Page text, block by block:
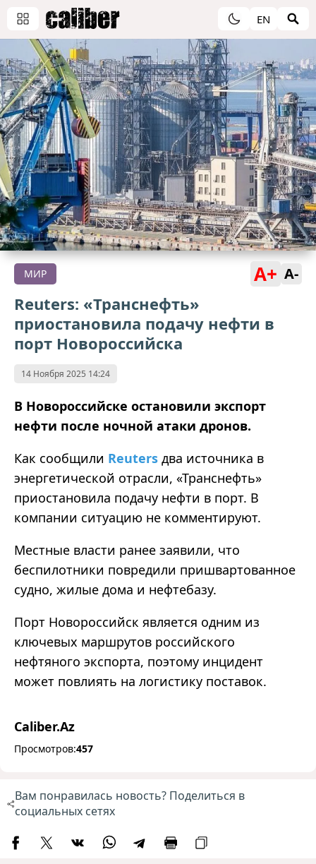
EN
МИР A+ A-
Reuters: «Транснефть»
приостановила подачу нефти в
порт Новороссийска
14 Ноября 2025 14:24
В Новороссийске остановили экспорт
нефти после ночной атаки дронов.
Как сообщили Reuters два источника в
энергетической отрасли, «Транснефть»
приостановила подачу нефти в порт. В
компании ситуацию не комментируют.
Местные власти ранее заявили, что
беспилотники повредили пришвартованное
судно, жилые дома и нефтебазу.
Порт Новороссийск является одним из
ключевых маршрутов российского
нефтяного экспорта, поэтому инцидент
может повлиять на логистику поставок.
Caliber.Az
Просмотров:457
Вам понравилась новость? Поделиться в
социальных сетях